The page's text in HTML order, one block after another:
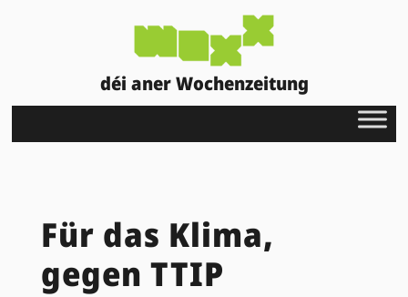
déi aner Wochenzeitung
Für das Klima,
gegen TTIP